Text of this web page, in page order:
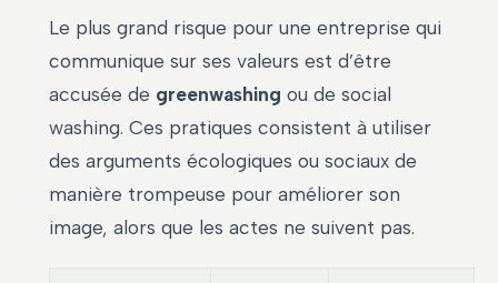
Le plus grand risque pour une entreprise qui
communique sur ses valeurs est d’être
accusée de greenwashing ou de social
washing. Ces pratiques consistent à utiliser
des arguments écologiques ou sociaux de
manière trompeuse pour améliorer son
image, alors que les actes ne suivent pas.